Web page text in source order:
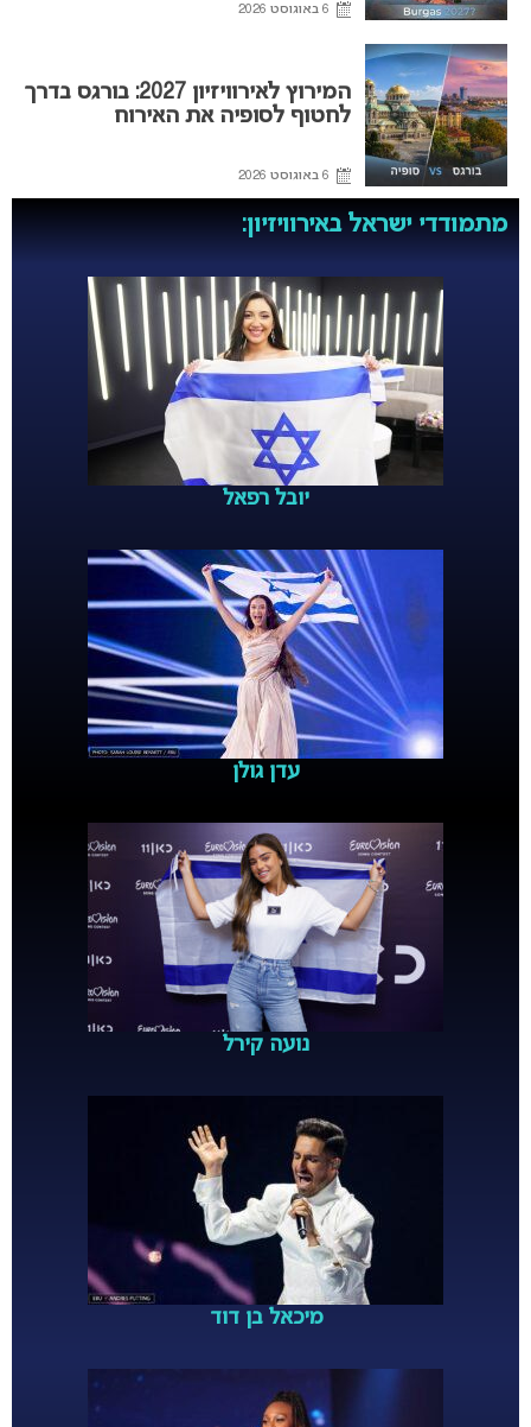
6 באוגוסט 2026
המירוץ לאירוויזיון 2027: בורגס בדרך
לחטוף לסופיה את האירוח
6 באוגוסט 2026
מתמודדי ישראל באירוויזיון:
יובל רפאל
עדן גולן
נועה קירל
מיכאל בן דוד